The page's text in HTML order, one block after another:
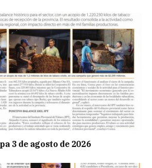
3 de agosto de 2026